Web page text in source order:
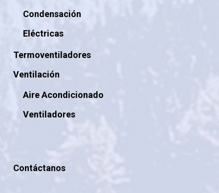
Condensación
Eléctricas
Termoventiladores
Ventilación
Aire Acondicionado
Ventiladores
Contáctanos